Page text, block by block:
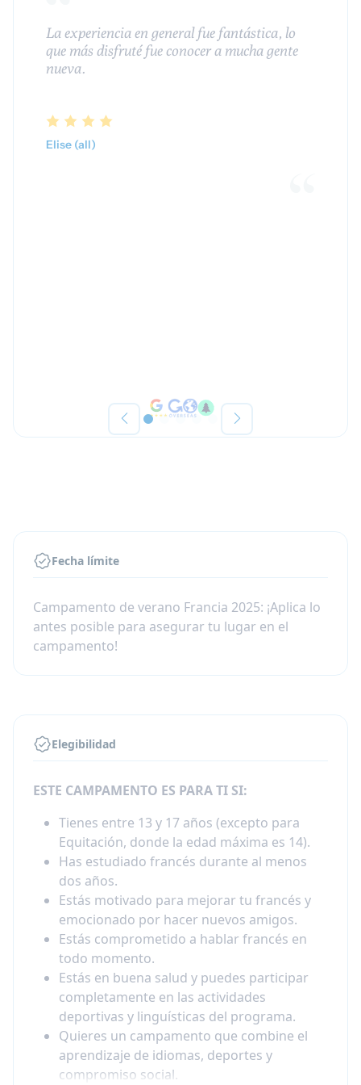
La experiencia en general fue fantástica, lo
que más disfruté fue conocer a mucha gente
nueva.
Elise (all)
Fecha límite
Campamento de verano Francia 2025: ¡Aplica lo
antes posible para asegurar tu lugar en el
campamento!
Elegibilidad
ESTE CAMPAMENTO ES PARA TI SI:
Tienes entre 13 y 17 años (excepto para
Equitación, donde la edad máxima es 14).
Has estudiado francés durante al menos
dos años.
Estás motivado para mejorar tu francés y
emocionado por hacer nuevos amigos.
Estás comprometido a hablar francés en
todo momento.
Estás en buena salud y puedes participar
completamente en las actividades
deportivas y linguísticas del programa.
Quieres un campamento que combine el
aprendizaje de idiomas, deportes y
compromiso social.